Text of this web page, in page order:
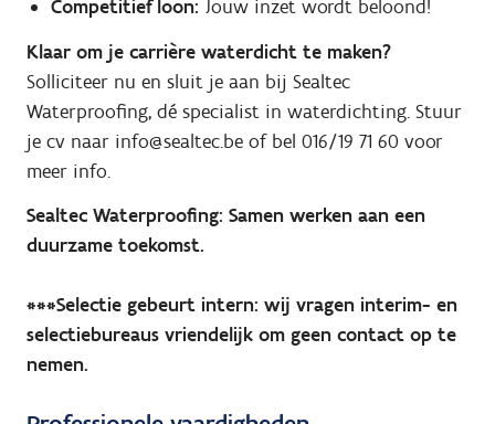
Competitief loon: Jouw inzet wordt beloond!
Klaar om je carrière waterdicht te maken?
Solliciteer nu en sluit je aan bij Sealtec
Waterproofing, dé specialist in waterdichting. Stuur
je cv naar info@sealtec.be of bel 016/19 71 60 voor
meer info.
Sealtec Waterproofing: Samen werken aan een
duurzame toekomst.
***Selectie gebeurt intern: wij vragen interim- en
selectiebureaus vriendelijk om geen contact op te
nemen.